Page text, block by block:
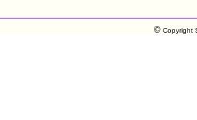
©Copyright